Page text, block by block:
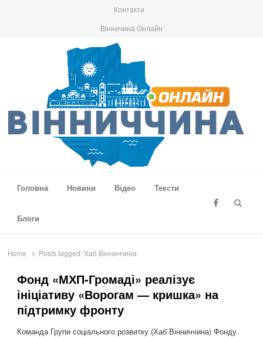
Контакти
Вінничина Онлайн
Головна
Новини Відео Тексти
Блоги
Home Posts tagged: Хаб Вінниччина
Фонд «МХП-Громаді» реалізує
ініціативу «Ворогам — кришка» на
підтримку фронту
Команда Групи соціального розвитку (Хаб Вінниччина) Фонду